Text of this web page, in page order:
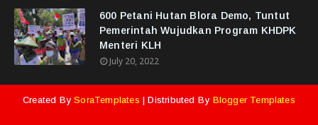
600 Petani Hutan Blora Demo, Tuntut
Pemerintah Wujudkan Program KHDPK
Menteri KLH
July 20, 2022
Created BySoraTemplates | Distributed By Blogger Templates